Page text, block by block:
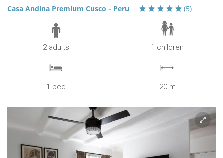
Casa Andina Premium Cusco – Peru (5)
2 adults 1 children
1 bed 20 m